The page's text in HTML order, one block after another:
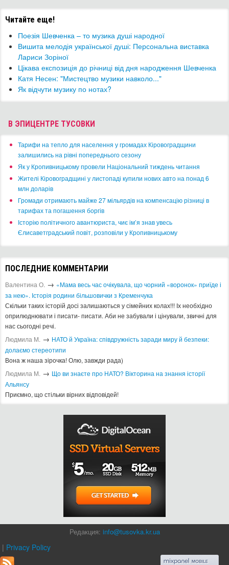
Читайте еще!
Поезія Шевченка – то музика душі народної
Вишита мелодія української душі: Персональна виставка
Лариси Зоріної
Цікава експозиція до річниці від дня народження Шевченка
​Катя Несен: "Мистецтво музики навколо..."
Як відчути музику по нотах?
В ЭПИЦЕНТРЕ ТУСОВКИ
​Тарифи на тепло для населення у громадах Кіровоградщини
залишились на рівні попереднього сезону
​Як у Кропивницькому провели Національний тиждень читання
​Жителі Кіровоградщині у листопаді купили нових авто на понад 6
млн доларів
​Громади отримають майже 27 мільярдів на компенсацію різниці в
тарифах та погашення боргів
Історію політичного авантюриста, чиє ім’я знав увесь
Єлисаветградський повіт, розповіли у Кропивницькому
ПОСЛЕДНИЕ КОММЕНТАРИИ
Валентина О. → «Мама весь час очікувала, що чорний «воронок» приїде і
за нею». Історія родини більшовички з Кременчука
Скільки таких історій досі залишаються у сімейних колах!!! Іх необхідно
оприлюднювати і писати- писати. Аби не забували і цінували, звичні для
нас сьогодні речі.
Людмила М. → ​НАТО й Україна: співдружність заради миру й безпеки:
долаємо стереотипи
Вона ж наша зірочка! Олю, завжди рада)
Людмила М. → Що ви знаєте про НАТО? Вікторина на знання історії
Альянсу ​
Приємно, що стільки вірних відповідей!
Редакция: info@tusovka.kr.ua
| Privacy Policy